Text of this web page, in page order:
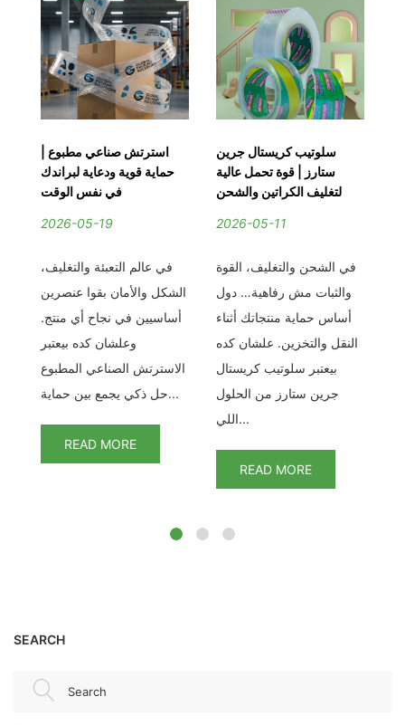
استرتش صناعي مطبوع |
حماية قوية ودعاية لبراندك
في نفس الوقت
2026-05-19
في عالم التعبئة والتغليف،
الشكل والأمان بقوا عنصرين
أساسيين في نجاح أي منتج.
وعلشان كده بيعتبر
الاسترتش الصناعي المطبوع
حل ذكي يجمع بين حماية...
READ MORE
سلوتيب كريستال جرين
ستارز | قوة تحمل عالية
لتغليف الكراتين والشحن
2026-05-11
في الشحن والتغليف، القوة
والثبات مش رفاهية… دول
أساس حماية منتجاتك أثناء
النقل والتخزين. علشان كده
بيعتبر سلوتيب كريستال
جرين ستارز من الحلول
اللي...
READ MORE
SEARCH
Search